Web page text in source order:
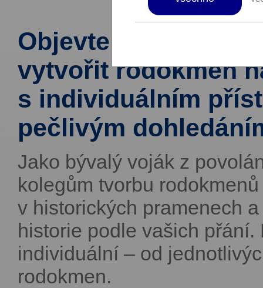
Objevte příběh své
vytvořit rodokmen
s individuálním
pečlivým
Jako bývalý voják z
kolegům tvorbu
v historických pramenech
historie podle vašich
individuální – od
rodokmen.